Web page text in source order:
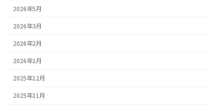
2026年5月
2026年3月
2026年2月
2026年1月
2025年12月
2025年11月